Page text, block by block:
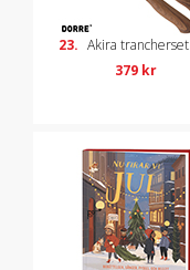
23. Akira trancherset
379 kr